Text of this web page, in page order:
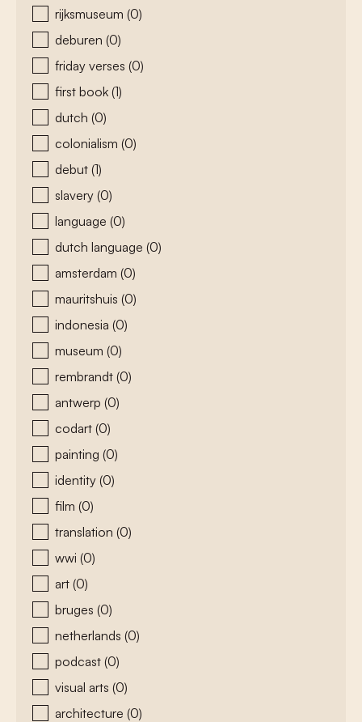
rijksmuseum (0)
deburen (0)
friday verses (0)
first book (1)
dutch (0)
colonialism (0)
debut (1)
slavery (0)
language (0)
dutch language (0)
amsterdam (0)
mauritshuis (0)
indonesia (0)
museum (0)
rembrandt (0)
antwerp (0)
codart (0)
painting (0)
identity (0)
film (0)
translation (0)
wwi (0)
art (0)
bruges (0)
netherlands (0)
podcast (0)
visual arts (0)
architecture (0)